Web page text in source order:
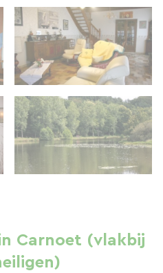
Carnoet (vlakbij